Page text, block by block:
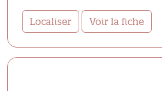
Localiser Voir la fiche